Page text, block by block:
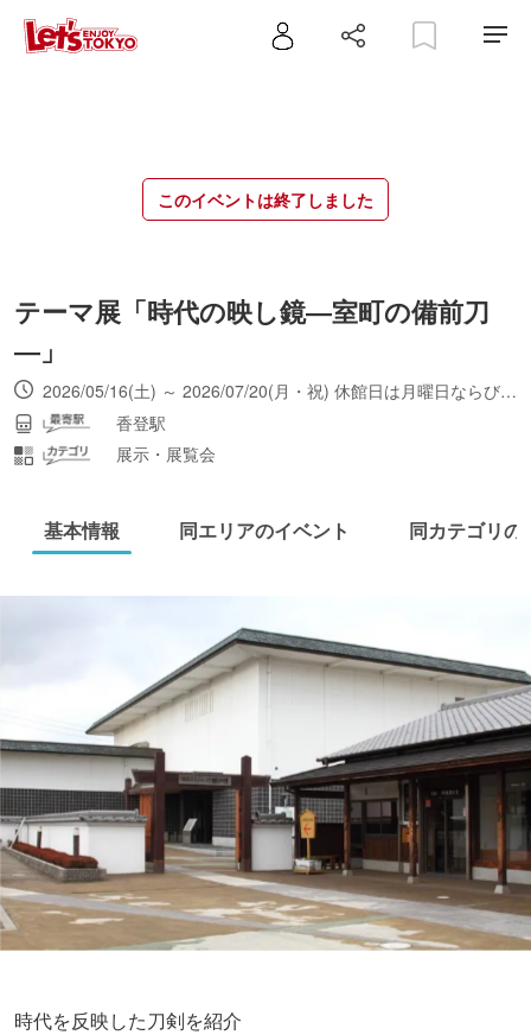
このイベントは終了しました
テーマ展「時代の映し鏡―室町の備前刀
―」
2026/05/16(土) ～ 2026/07/20(月・祝) 休館日は月曜日ならびに祝日の翌日（月曜が祝日の場合は開館、翌火曜が休館日）。最終入館16時30分。
香登駅
展示・展覧会
基本情報 同エリアのイベント 同カテゴリの
時代を反映した刀剣を紹介